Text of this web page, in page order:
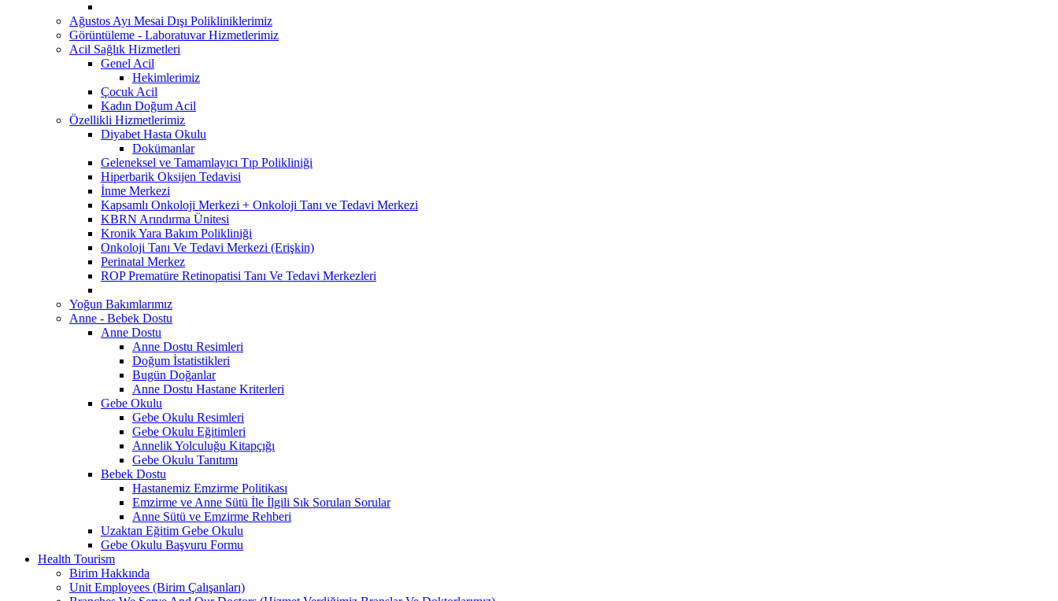
Ağustos Ayı Mesai Dışı Polikliniklerimiz
Görüntüleme - Laboratuvar Hizmetlerimiz
Acil Sağlık Hizmetleri
Genel Acil
Hekimlerimiz
Çocuk Acil
Kadın Doğum Acil
Özellikli Hizmetlerimiz
Diyabet Hasta Okulu
Dokümanlar
Geleneksel ve Tamamlayıcı Tıp Polikliniği
Hiperbarik Oksijen Tedavisi
İnme Merkezi
Kapsamlı Onkoloji Merkezi + Onkoloji Tanı ve Tedavi Merkezi
KBRN Arındırma Ünitesi
Kronik Yara Bakım Polikliniği
Onkoloji Tanı Ve Tedavi Merkezi (Erişkin)
Perinatal Merkez
ROP Prematüre Retinopatisi Tanı Ve Tedavi Merkezleri
Yoğun Bakımlarımız
Anne - Bebek Dostu
Anne Dostu
Anne Dostu Resimleri
Doğum İstatistikleri
Bugün Doğanlar
Anne Dostu Hastane Kriterleri
Gebe Okulu
Gebe Okulu Resimleri
Gebe Okulu Eğitimleri
Annelik Yolculuğu Kitapçığı
Gebe Okulu Tanıtımı
Bebek Dostu
Hastanemiz Emzirme Politikası
Emzirme ve Anne Sütü İle İlgili Sık Sorulan Sorular
Anne Sütü ve Emzirme Rehberi
Uzaktan Eğitim Gebe Okulu
Gebe Okulu Başvuru Formu
Health Tourism
Birim Hakkında
Unit Employees (Birim Çalışanları)